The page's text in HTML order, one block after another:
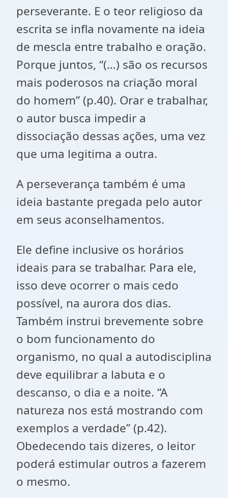
perseverante. E o teor religioso da
escrita se infla novamente na ideia
de mescla entre trabalho e oração.
Porque juntos, “(…) são os recursos
mais poderosos na criação moral
do homem” (p.40). Orar e trabalhar,
o autor busca impedir a
dissociação dessas ações, uma vez
que uma legitima a outra.
A perseverança também é uma
ideia bastante pregada pelo autor
em seus aconselhamentos.
Ele define inclusive os horários
ideais para se trabalhar. Para ele,
isso deve ocorrer o mais cedo
possível, na aurora dos dias.
Também instrui brevemente sobre
o bom funcionamento do
organismo, no qual a autodisciplina
deve equilibrar a labuta e o
descanso, o dia e a noite. “A
natureza nos está mostrando com
exemplos a verdade” (p.42).
Obedecendo tais dizeres, o leitor
poderá estimular outros a fazerem
o mesmo.